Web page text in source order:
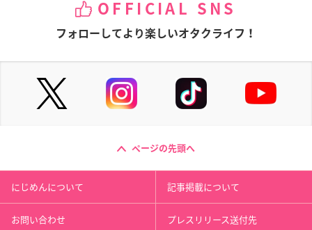
OFFICIAL SNS
フォローしてより楽しいオタクライフ！
ページの先頭へ
にじめんについて 記事掲載について
お問い合わせ プレスリリース送付先